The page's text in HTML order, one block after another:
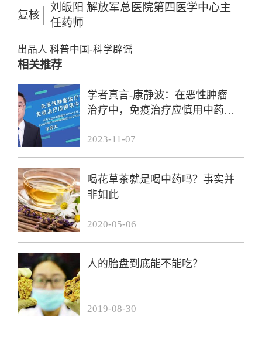
复核
刘皈阳 解放军总医院第四医学中心主
任药师
出品人 科普中国-科学辟谣
相关推荐
学者真言-康静波：在恶性肿瘤
治疗中，免疫治疗应慎用中药
2023-11-07
喝花草茶就是喝中药吗？事实并
非如此
2020-05-06
人的胎盘到底能不能吃？
2019-08-30